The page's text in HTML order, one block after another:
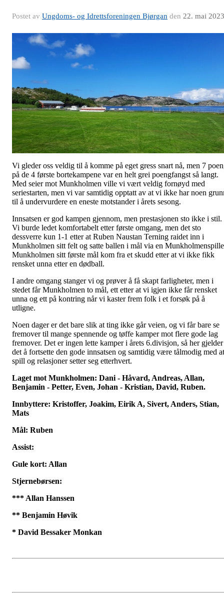
Postet av Ungdoms- og Idrettsforeningen Bjørgan den 22. mai 2023
Vi gleder oss veldig til å komme på eget gress snart nå, men 7
på de 4 første bortekampene var en helt grei poengfangst så langt.
Med seier mot Munkholmen ville vi vært veldig fornøyd med
seriestarten, men vi var samtidig opptatt av at vi ikke har noen
til å undervurdere en eneste motstander i årets sesong.
Innsatsen er god kampen gjennom, men prestasjonen sto ikke i stil.
Vi burde ledet komfortabelt etter første omgang, men det sto
dessverre kun 1-1 etter at Ruben Naustan Terning raidet inn i
Munkholmen sitt felt og satte ballen i mål via en
Munkholmen sitt første mål kom fra et skudd etter at vi ikke fikk
rensket unna etter en dødball.
I andre omgang stanger vi og prøver å få skapt farligheter, men i
stedet får Munkholmen to mål, ett etter at vi igjen ikke får rensket
unna og ett på kontring når vi kaster frem folk i et forsøk på å
utligne.
Noen dager er det bare slik at ting ikke går veien, og vi får bare se
fremover til mange spennende og tøffe kamper mot flere gode lag
fremover. Det er ingen lette kamper i årets 6.divisjon, så her gjelder
det å fortsette den gode innsatsen og samtidig være tålmodig med at
spill og relasjoner setter seg etterhvert.
Laget mot Munkholmen: Dani - Håvard, Andreas, Allan,
Benjamin - Petter, Even, Johan - Kristian, David, Ruben.
Innbyttere: Kristoffer, Joakim, Eirik A, Sivert, Anders, Stian,
Mats
Mål: Ruben
Assist:
Gule kort: Allan
Stjernebørsen:
*** Allan Hanssen
** Benjamin Høvik
* David Bessaker Monkan